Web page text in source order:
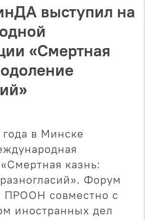
выступил на
«Смертная
в Минске
казнь:
Форум
ПРООН совместно с
иностранных дел